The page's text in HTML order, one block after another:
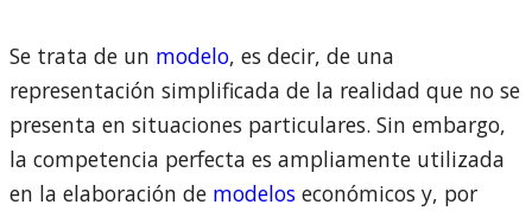
Se trata de un modelo, es decir, de una
representación simplificada de la realidad que no se
presenta en situaciones particulares. Sin embargo,
la competencia perfecta es ampliamente utilizada
en la elaboración de modelos económicos y, por